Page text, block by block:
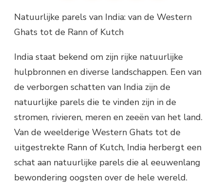
Natuurlijke parels van India: van de Western
Ghats tot de Rann of Kutch
India staat bekend om zijn rijke natuurlijke
hulpbronnen en diverse landschappen. Een van
de verborgen schatten van India zijn de
natuurlijke parels die te vinden zijn in de
stromen, rivieren, meren en zeeën van het land.
Van de weelderige Western Ghats tot de
uitgestrekte Rann of Kutch, India herbergt een
schat aan natuurlijke parels die al eeuwenlang
bewondering oogsten over de hele wereld.